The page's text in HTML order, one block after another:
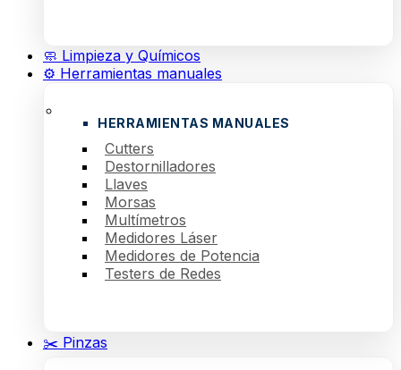
🧼 Limpieza y Químicos
⚙️ Herramientas manuales
HERRAMIENTAS MANUALES
Cutters
Destornilladores
Llaves
Morsas
Multímetros
Medidores Láser
Medidores de Potencia
Testers de Redes
✂️ Pinzas